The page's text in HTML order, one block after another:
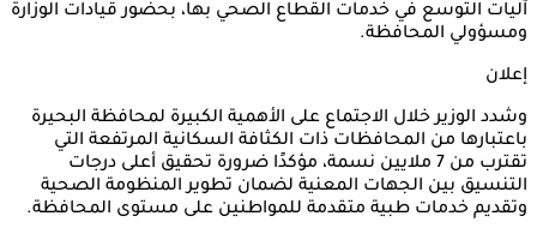
آليات التوسع في خدمات القطاع الصحي بها، بحضور قيادات الوزارة
ومسؤولي المحافظة.
إعلان
وشدد الوزير خلال الاجتماع على الأهمية الكبيرة لمحافظة البحيرة
باعتبارها من المحافظات ذات الكثافة السكانية المرتفعة التي
تقترب من 7 ملايين نسمة، مؤكدًا ضرورة تحقيق أعلى درجات
التنسيق بين الجهات المعنية لضمان تطوير المنظومة الصحية
وتقديم خدمات طبية متقدمة للمواطنين على مستوى المحافظة.